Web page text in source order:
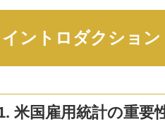
ントロダクショ
米国雇用統計の重要